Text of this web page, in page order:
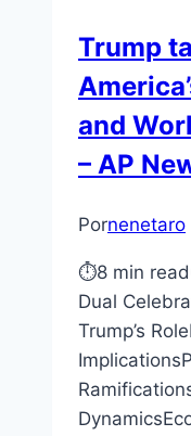
Trump
and
– AP
Pornenetaro
⏱8 min
Dual
Trump’s